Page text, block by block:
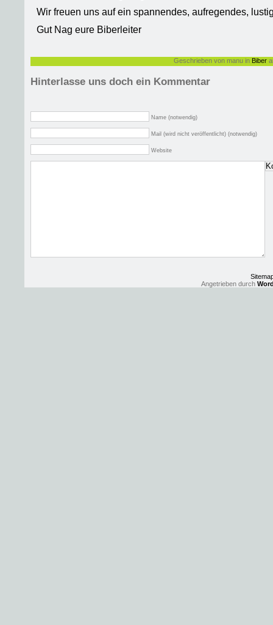
Wir freuen uns auf ein spannendes, aufregendes,
Gut Nag eure Biberleiter
Geschrieben von manu in Biber
Hinterlasse uns doch ein Kommentar
Name (notwendig)
Mail (wird nicht veröffentlicht) (notwendig)
Website
Angetrieben durch